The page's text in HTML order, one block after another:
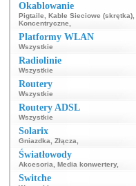
Okablowanie
Pigtaile Kable Sieciowe (skrętka)
Koncentryczne
Platformy WLAN
Wszystkie
Radiolinie
Wszystkie
Routery
Wszystkie
Routery ADSL
Wszystkie
Solarix
Gniazdka Złącza
Światłowody
Akcesoria Media konwertery,
Switche